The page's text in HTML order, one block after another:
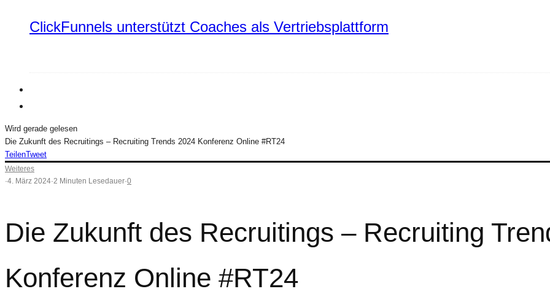
ClickFunnels unterstützt Coaches als Vertriebsplattform
Wird gerade gelesen
Die Zukunft des Recruitings – Recruiting Trends 2024 Konferenz Online #RT24
TeilenTweet
Weiteres
·4. März 2024·2 Minuten Lesedauer·0
Die Zukunft des Recruitings – Recruiting
Konferenz Online #RT24